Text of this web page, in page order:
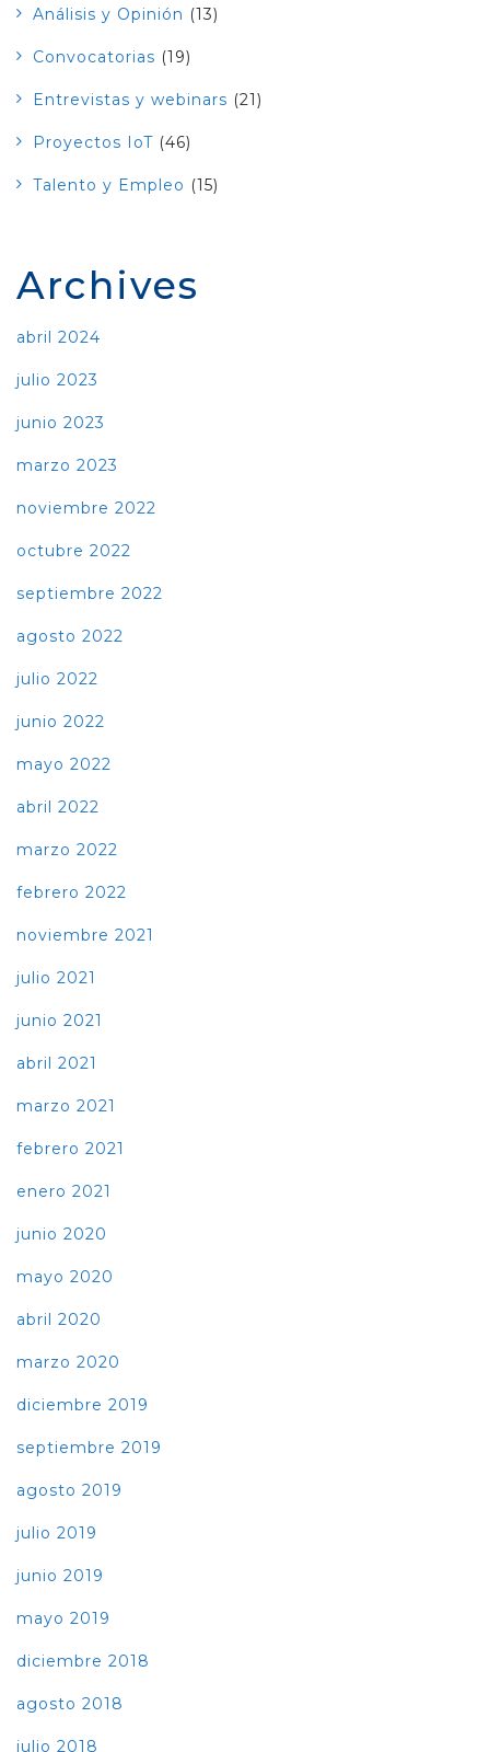
Análisis y Opinión (13)
Convocatorias (19)
Entrevistas y webinars (21)
Proyectos IoT (46)
Talento y Empleo (15)
Archives
abril 2024
julio 2023
junio 2023
marzo 2023
noviembre 2022
octubre 2022
septiembre 2022
agosto 2022
julio 2022
junio 2022
mayo 2022
abril 2022
marzo 2022
febrero 2022
noviembre 2021
julio 2021
junio 2021
abril 2021
marzo 2021
febrero 2021
enero 2021
junio 2020
mayo 2020
abril 2020
marzo 2020
diciembre 2019
septiembre 2019
agosto 2019
julio 2019
junio 2019
mayo 2019
diciembre 2018
agosto 2018
julio 2018